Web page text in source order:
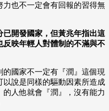
也不一定會有回報的習得無
開發國家，但黃兆年指出這
映年輕人對體制的不滿與不
的國家不一定有『潤』這個現
說是同樣的驅動因素所造成
人他就會『潤』，沒有能力